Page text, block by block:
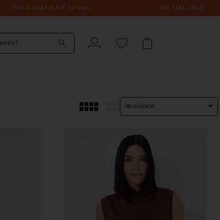
GRÁTIS ATÉ 30 DIAS 10X SEM JUROS
RELEVÂNCIA